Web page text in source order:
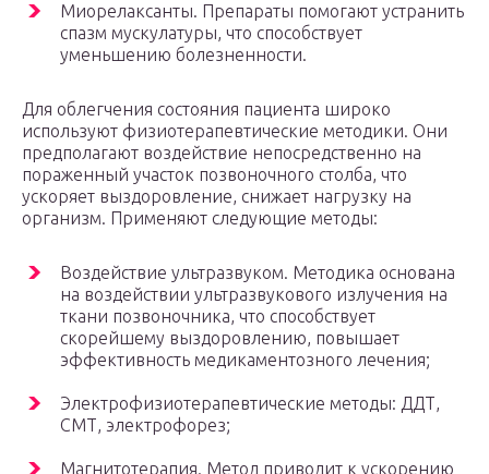
Миорелаксанты. Препараты помогают устранить
спазм мускулатуры, что способствует
уменьшению болезненности.
Для облегчения состояния пациента широко
используют физиотерапевтические методики. Они
предполагают воздействие непосредственно на
пораженный участок позвоночного столба, что
ускоряет выздоровление, снижает нагрузку на
организм. Применяют следующие методы:
Воздействие ультразвуком. Методика основана
на воздействии ультразвукового излучения на
ткани позвоночника, что способствует
скорейшему выздоровлению, повышает
эффективность медикаментозного лечения;
Электрофизиотерапевтические методы: ДДТ,
СМТ, электрофорез;
Магнитотерапия. Метод приводит к ускорению